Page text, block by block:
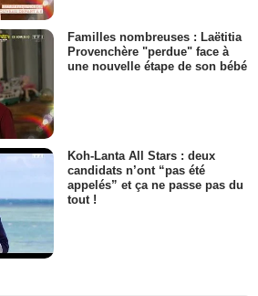
Familles nombreuses : Laëtitia
Provenchère "perdue" face à
une nouvelle étape de son bébé
Koh-Lanta All Stars : deux
candidats n’ont “pas été
appelés” et ça ne passe pas du
tout !